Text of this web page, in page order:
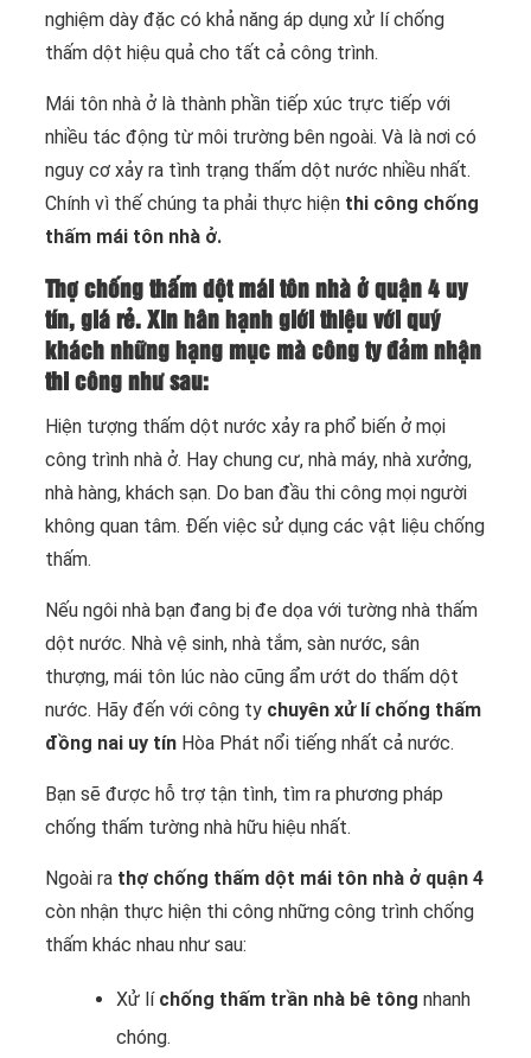
nghiệm dày đặc có khả năng áp dụng xử lí chống
thấm dột hiệu quả cho tất cả công trình.
Mái tôn nhà ở là thành phần tiếp xúc trực tiếp với
nhiều tác động từ môi trường bên ngoài. Và là nơi có
nguy cơ xảy ra tình trạng thấm dột nước nhiều nhất.
Chính vì thế chúng ta phải thực hiện thi công chống
thấm mái tôn nhà ở.
Thợ chống thấm dột mái tôn nhà ở quận 4 uy
tín, giá rẻ. Xin hân hạnh giới thiệu với quý
khách những hạng mục mà công ty đảm nhận
thi công như sau:
Hiện tượng thấm dột nước xảy ra phổ biến ở mọi
công trình nhà ở. Hay chung cư, nhà máy, nhà xưởng,
nhà hàng, khách sạn. Do ban đầu thi công mọi người
không quan tâm. Đến việc sử dụng các vật liệu chống
thấm.
Nếu ngôi nhà bạn đang bị đe dọa với tường nhà thấm
dột nước. Nhà vệ sinh, nhà tắm, sàn nước, sân
thượng, mái tôn lúc nào cũng ẩm ướt do thấm dột
nước. Hãy đến với công ty chuyên xử lí chống thấm
đồng nai uy tín Hòa Phát nổi tiếng nhất cả nước.
Bạn sẽ được hỗ trợ tận tình, tìm ra phương pháp
chống thấm tường nhà hữu hiệu nhất.
Ngoài ra thợ chống thấm dột mái tôn nhà ở quận 4
còn nhận thực hiện thi công những công trình chống
thấm khác nhau như sau:
Xử lí chống thấm trần nhà bê tông nhanh
chóng.